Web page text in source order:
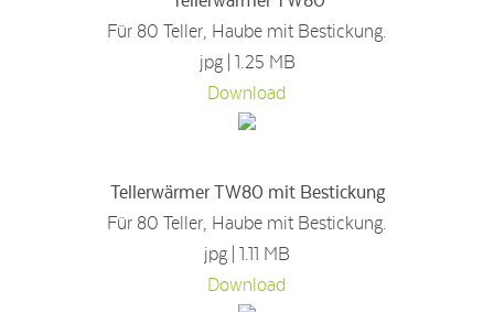
Für 80 Teller, Haube mit Bestickung.
jpg | 1.25 MB
Download
Tellerwärmer TW80 mit Bestickung
Für 80 Teller, Haube mit Bestickung.
jpg | 1.11 MB
Download